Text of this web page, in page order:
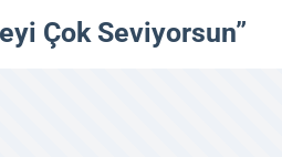
Çok Seviyorsun”